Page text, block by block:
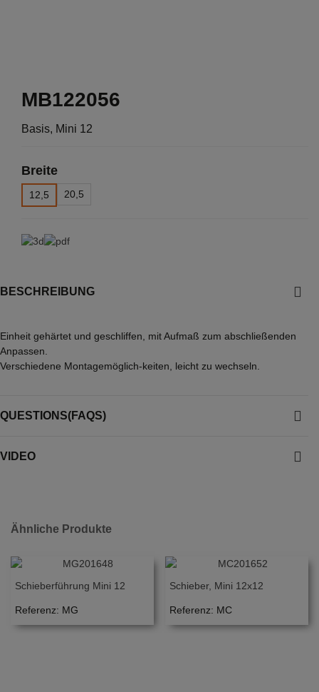
MB122056
Basis, Mini 12
Breite
12,5 20,5
BESCHREIBUNG
Einheit gehärtet und geschliffen, mit Aufmaß zum abschließenden
Anpassen.
Verschiedene Montagemöglich-keiten, leicht zu wechseln.
QUESTIONS(FAQS)
VIDEO
Ähnliche Produkte
Schieberführung Mini 12
Referenz: MG
Schieber, Mini 12x12
Referenz: MC